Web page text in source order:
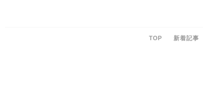
TOP 新着記事